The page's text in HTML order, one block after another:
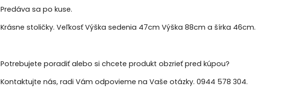
Predáva sa po kuse.
Krásne stoličky. Veľkosť Výška sedenia 47cm Výška 88cm a šírka 46cm.
Potrebujete poradiť alebo si chcete produkt obzrieť pred kúpou?
Kontaktujte nás, radi Vám odpovieme na Vaše otázky. 0944 578 304.